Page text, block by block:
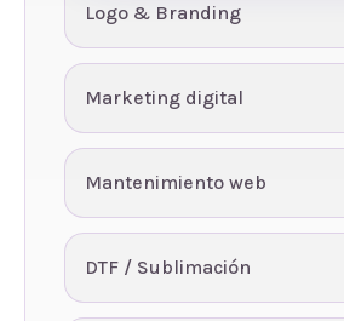
Logo & Branding
Marketing digital
Mantenimiento web
DTF / Sublimación